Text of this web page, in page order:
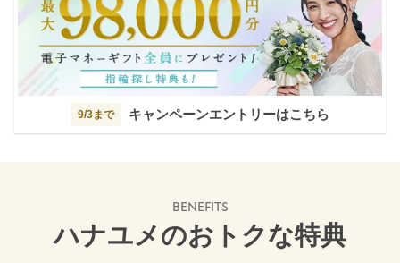
9/3まで キャンペーンエントリーはこちら
BENEFITS
ハナユメのおトクな特典